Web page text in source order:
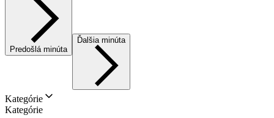
Predošlá minúta
Ďalšia minúta
Kategórie
Kategórie